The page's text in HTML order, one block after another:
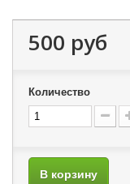
500 руб
Количество
В корзину